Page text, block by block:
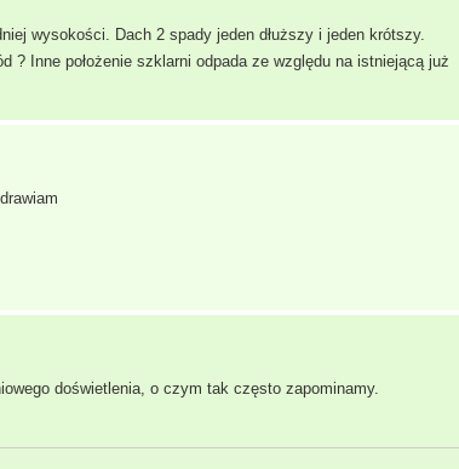
wysokości. Dach 2 spady jeden dłuższy i jeden krótszy.
? Inne położenie szklarni odpada ze względu na istniejącą już
doświetlenia, o czym tak często zapominamy.